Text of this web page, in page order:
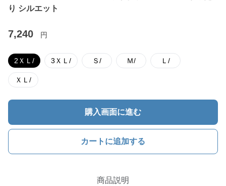
り シルエット
7,240 円
2ＸＬ/ 3ＸＬ/ Ｓ/ Ｍ/ Ｌ/
ＸＬ/
購入画面に進む
カートに追加する
商品説明